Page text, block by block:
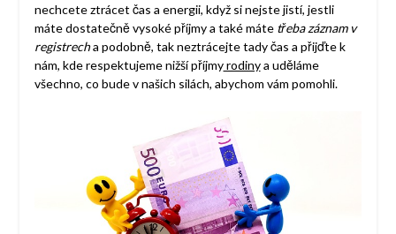
nechcete ztrácet čas a energii, když si nejste jistí, jestli
máte dostatečně vysoké příjmy a také máte třeba záznam v
registrecha podobně, tak neztrácejte tady čas a přijďte k
nám, kde respektujeme nižší příjmyrodinya uděláme
všechno, co bude v našich silách, abychom vám pomohli.